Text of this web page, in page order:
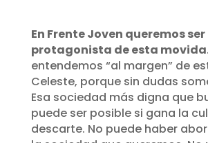
En Frente Joven queremos ser
protagonista de esta movida
entendemos “al margen” de
Celeste, porque sin dudas
Esa sociedad más digna que
puede ser posible si gana la
descarte. No puede haber